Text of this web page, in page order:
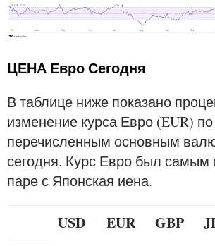
ЦЕНА Евро Сегодня
В таблице ниже показано
изменение курса Евро (EUR)
перечисленным основным
сегодня. Курс Евро был самым
паре с Японская иена.
USD EUR GBP